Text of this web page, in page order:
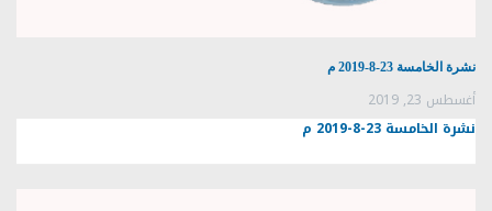
نشرة الخامسة 23-8-2019 م
أغسطس 23, 2019
نشرة الخامسة 23-8-2019 م